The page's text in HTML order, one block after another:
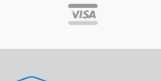
3 chế độ nước Nóng – Lạnh –
Hydrogen, 2 vòi – 3 van xoay
khoáng gốm
duy nhất tại Việt Nam